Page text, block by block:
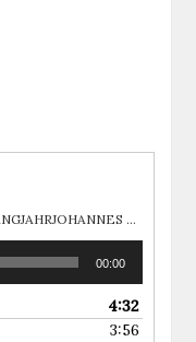
KATEŘINA ČERNÁPACO LANGJAHRJOHANNES THONHAUSERPHILIPP RICHARD PAUGER
00:00
4:32
3:56